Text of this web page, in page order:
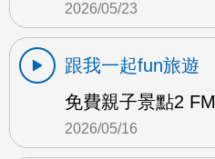
2026/05/23
跟我一起fun旅遊
免費親子景點2 FM
2026/05/16